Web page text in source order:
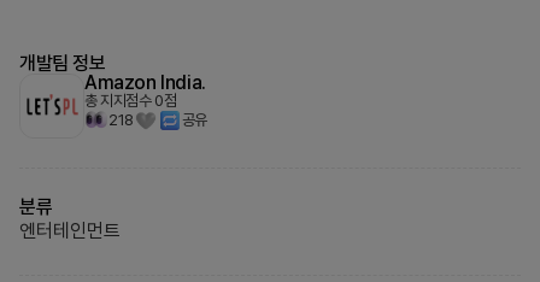
개발팀 정보
Amazon India.
총 지지점수 0점
218
공유
분류
엔터테인먼트